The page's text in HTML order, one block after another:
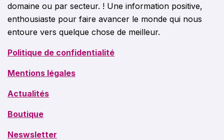
domaine ou par secteur. ! Une information positive,
enthousiaste pour faire avancer le monde qui nous
entoure vers quelque chose de meilleur.
Politique de confidentialité
Mentions légales
Actualités
Boutique
Neswsletter